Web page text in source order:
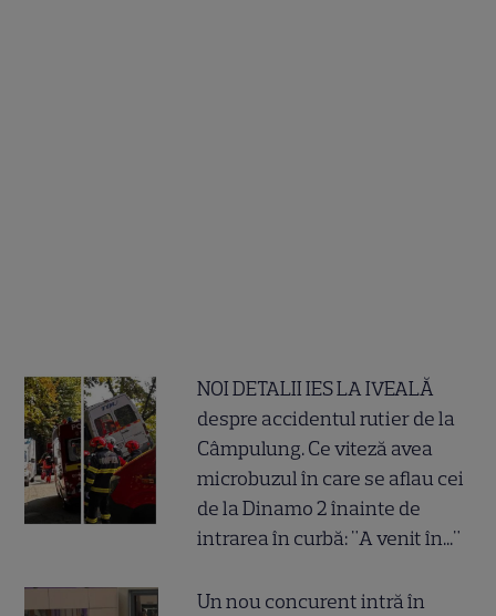
NOI DETALII IES LA IVEALĂ
despre accidentul rutier de la
Câmpulung. Ce viteză avea
microbuzul în care se aflau cei
de la Dinamo 2 înainte de
intrarea în curbă: "A venit în..."
Un nou concurent intră în